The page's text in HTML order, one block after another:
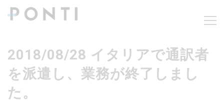
2018/08/28 イタリアで通訳者
を派遣し、業務が終了しまし
た。